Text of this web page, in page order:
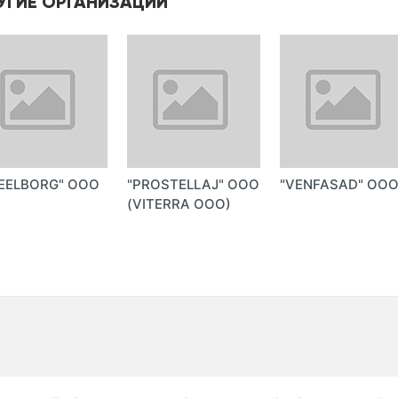
ООО
"PROSTELLAJ" ООО
(VITERRA ООО)
"VENFASAD" ООО